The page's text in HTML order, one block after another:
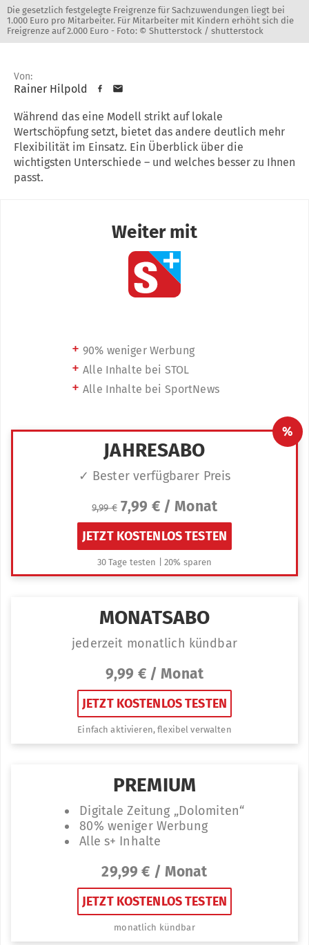
Die gesetzlich festgelegte Freigrenze für Sachzuwendungen liegt bei
1.000 Euro pro Mitarbeiter. Für Mitarbeiter mit Kindern erhöht sich die
Freigrenze auf 2.000 Euro - Foto: © Shutterstock / shutterstock
Von:
Rainer Hilpold
Während das eine Modell strikt auf lokale
Wertschöpfung setzt, bietet das andere deutlich mehr
Flexibilität im Einsatz. Ein Überblick über die
wichtigsten Unterschiede – und welches besser zu Ihnen
passt.